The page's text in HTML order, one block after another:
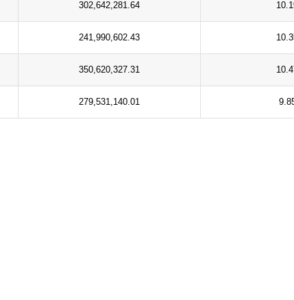
302,642,281.64
241,990,602.43
350,620,327.31
279,531,140.01